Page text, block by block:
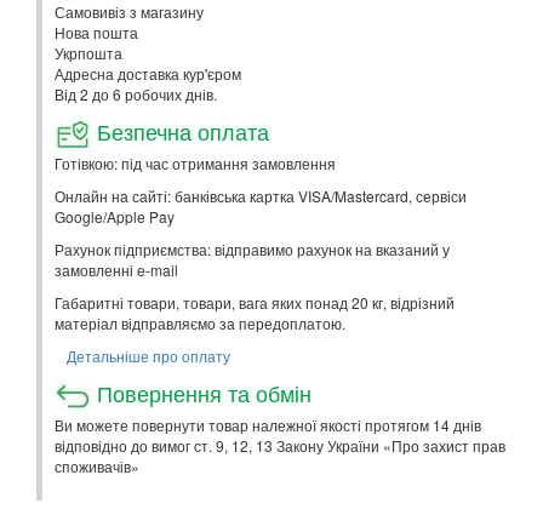
Самовивіз з магазину
Нова пошта
Укрпошта
Адресна доставка кур'єром
Від 2 до 6 робочих днів.
Безпечна оплата
Готівкою: під час отримання замовлення
Онлайн на сайті: банківська картка VISA/Mastercard, сервіси
Google/Apple Pay
Рахунок підприємства: відправимо рахунок на вказаний у
замовленні e-mail
Габаритні товари, товари, вага яких понад 20 кг, відрізний
матеріал відправляємо за передоплатою.
Детальніше про оплату
Повернення та обмін
Ви можете повернути товар належної якості протягом 14 днів
відповідно до вимог ст. 9, 12, 13 Закону України «Про захист прав
споживачів»